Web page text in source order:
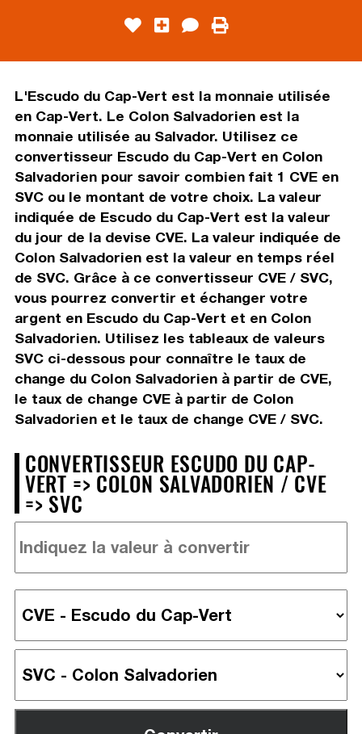
L'Escudo du Cap-Vert est la monnaie utilisée
en Cap-Vert. Le Colon Salvadorien est la
monnaie utilisée au Salvador. Utilisez ce
convertisseur Escudo du Cap-Vert en Colon
Salvadorien pour savoir combien fait 1 CVE en
SVC ou le montant de votre choix. La valeur
indiquée de Escudo du Cap-Vert est la valeur
du jour de la devise CVE. La valeur indiquée de
Colon Salvadorien est la valeur en temps réel
de SVC. Grâce à ce convertisseur CVE / SVC,
vous pourrez convertir et échanger votre
argent en Escudo du Cap-Vert et en Colon
Salvadorien. Utilisez les tableaux de valeurs
SVC ci-dessous pour connaître le taux de
change du Colon Salvadorien à partir de CVE,
le taux de change CVE à partir de Colon
Salvadorien et le taux de change CVE / SVC.
CONVERTISSEUR ESCUDO DU CAP-
VERT => COLON SALVADORIEN / CVE
=> SVC